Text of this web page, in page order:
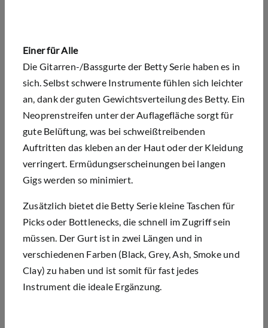
Einer für Alle
Die Gitarren-/Bassgurte der Betty Serie haben es in
sich. Selbst schwere Instrumente fühlen sich leichter
an, dank der guten Gewichtsverteilung des Betty. Ein
Neoprenstreifen unter der Auflagefläche sorgt für
gute Belüftung, was bei schweißtreibenden
Auftritten das kleben an der Haut oder der Kleidung
verringert. Ermüdungserscheinungen bei langen
Gigs werden so minimiert.
Zusätzlich bietet die Betty Serie kleine Taschen für
Picks oder Bottlenecks, die schnell im Zugriff sein
müssen. Der Gurt ist in zwei Längen und in
verschiedenen Farben (Black, Grey, Ash, Smoke und
Clay) zu haben und ist somit für fast jedes
Instrument die ideale Ergänzung.